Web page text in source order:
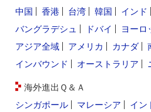
中国
香港 台湾 韓国 インド
バングラデシュ
ドバイ ヨーロ
アジア全域
アメリカ カナダ
インバウンド
オーストラリア
海外進出Ｑ＆Ａ
シンガポール
マレーシア イン